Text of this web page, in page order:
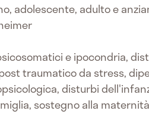
adolescente, adulto e
e ipocondria,
traumatico da stress,
disturbi
sostegno alla